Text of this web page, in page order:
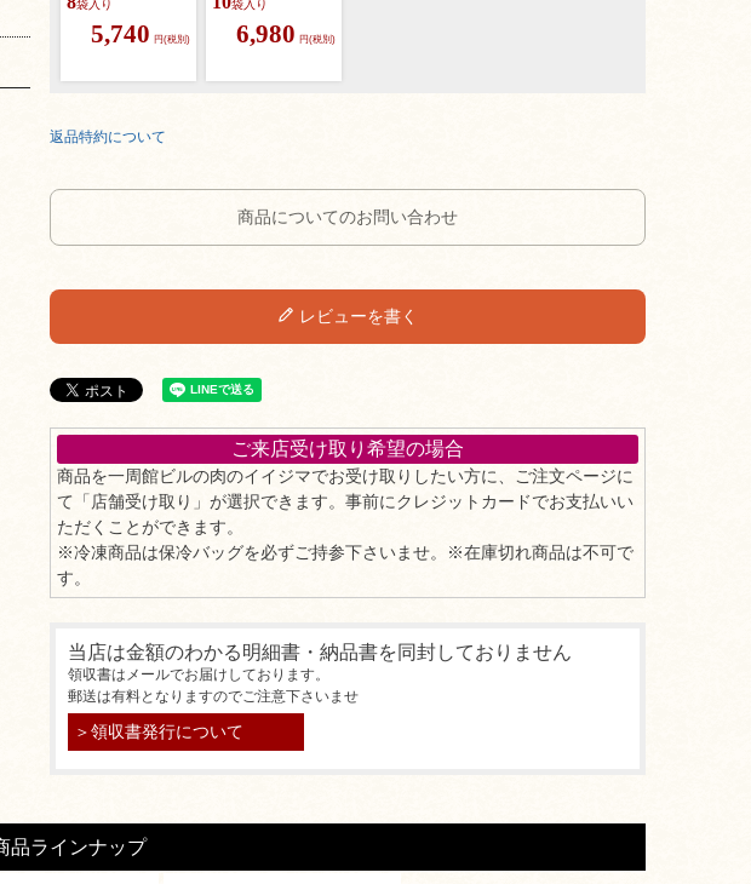
袋入り
5,740 円(税別)
袋入り
6,980 円(税別)
返品特約について
商品についてのお問い合わせ
レビューを書く
ご来店受け取り希望の場合
商品を一周館ビルの肉のイイジマでお受け取りしたい方に、ご注文ページに
て「店舗受け取り」が選択できます。事前にクレジットカードでお支払いい
ただくことができます。
※冷凍商品は保冷バッグを必ずご持参下さいませ。※在庫切れ商品は不可で
す。
当店は金額のわかる明細書・納品書を同封しておりません
領収書はメールでお届けしております。
郵送は有料となりますのでご注意下さいませ
＞領収書発行について
品ラインナップ